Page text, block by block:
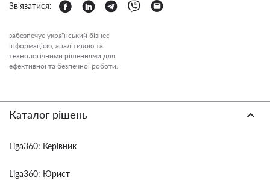
Зв'язатися:
забезпечує український бізнес
інформацією, аналітикою та
технологічними рішеннями для
ефективної та безпечної роботи.
Каталог рішень
Liga360: Керівник
Liga360: Юрист